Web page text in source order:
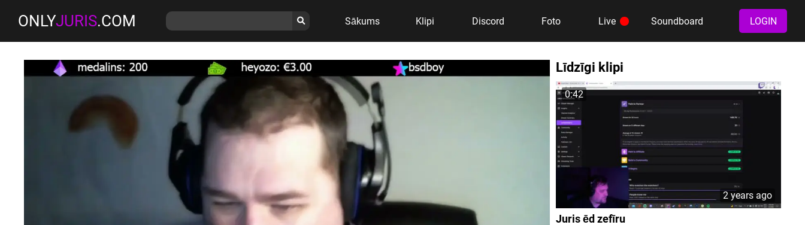
ONLYJURIS.COM Sākums Klipi Discord Foto Live Soundboard LOGIN
Līdzīgi klipi
0:42
2 years ago
Juris ēd zefīru